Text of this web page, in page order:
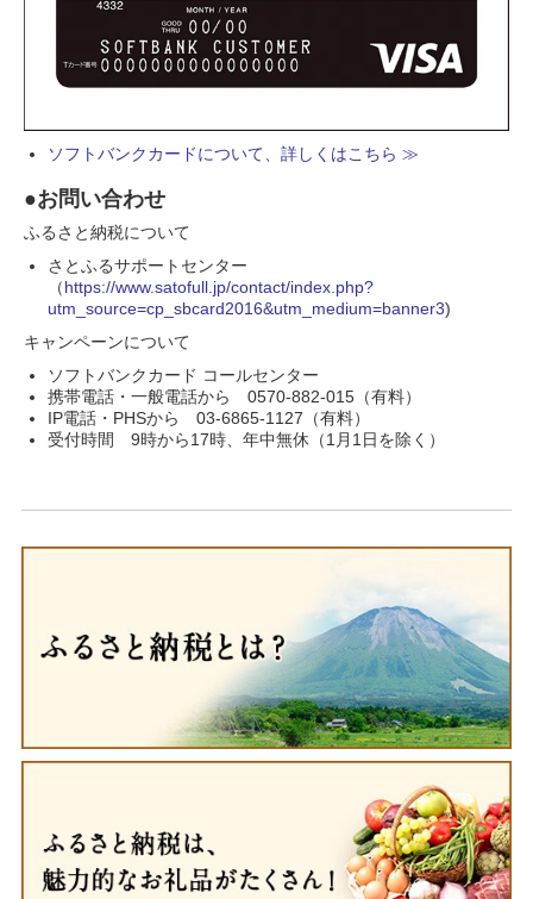
ソフトバンクカードについて、詳しくはこちら ≫
●お問い合わせ
ふるさと納税について
さとふるサポートセンター
（https://www.satofull.jp/contact/index.php?
utm_source=cp_sbcard2016&utm_medium=banner3)
キャンペーンについて
ソフトバンクカード コールセンター
携帯電話・一般電話から 0570-882-015（有料）
IP電話・PHSから 03-6865-1127（有料）
受付時間 9時から17時、年中無休（1月1日を除く）